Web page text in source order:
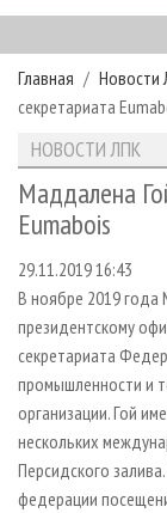
ГЛАВНАЯ
РУБРИКИ И ТЕМЫ
РУБРИКИ
ЛЕСОПИЛЕНИЕ
СУШКА
ЦБП
НОВОСТИ
НОВОСТИ ЛПК
НОВОСТИ
ПРОЕКТЫ ЛПИ
АНАЛИТИКА
ПРЕДПРИЯТИЯ
ПЕРСОНЫ
МОБИЛЬНЫЕ
RUSSIAN
ГАЗЕТА
АРХИВ
АРХИВ
СТАТЬИ
О ЖУРНАЛЕ
ПОДПИСКА
КОНТАКТЫ
РЕКЛАМОДАТЕЛЯМ
РЕКЛАМА
РЕКЛАМА НА
Главная Новости
секретариата
НОВОСТИ ЛПК
Маддалена
Eumabois
29.11.2019 16:43
В ноябре 2019 года
президентскому
секретариата
промышленности и
организации. Гой
нескольких
Персидского
федерации